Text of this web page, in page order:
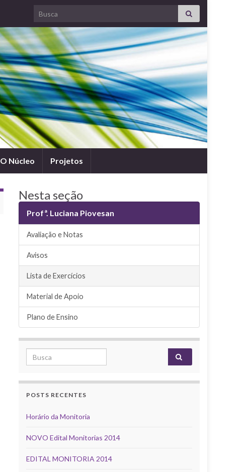
Search for:
O Núcleo Projetos
Nesta seção
Profª. Luciana Piovesan
Avaliação e Notas
Avisos
Lista de Exercícios
Material de Apoio
Plano de Ensino
Search for:
POSTS RECENTES
Horário da Monitoria
NOVO Edital Monitorias 2014
EDITAL MONITORIA 2014